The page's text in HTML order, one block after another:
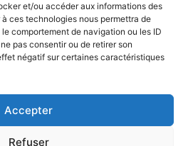
et/ou accéder aux informations des
ces technologies nous permettra de
comportement de navigation ou les ID
pas consentir ou de retirer son
négatif sur certaines caractéristiques
Accepter
Refuser